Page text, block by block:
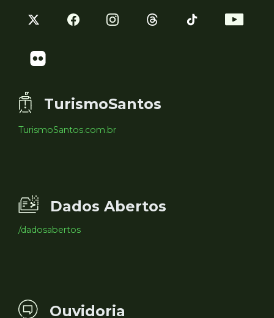
TurismoSantos
TurismoSantos.com.br
Dados Abertos
/dadosabertos
Ouvidoria